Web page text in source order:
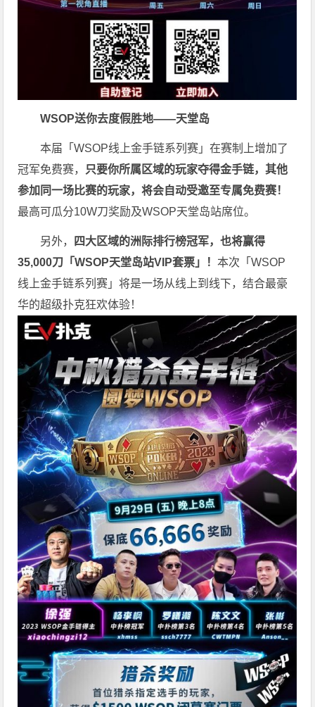
WSOP送你去度假胜地——天堂岛
本届「WSOP线上金手链系列赛」在赛制上增加了
冠军免费赛， 只要你所属区域的玩家夺得金手链，其他
参加同一场比赛的玩家，将会自动受邀至专属免费赛！
最高可瓜分10W刀奖励及WSOP天堂岛站席位。
另外，
四大区域的洲际排行榜冠军，也将赢得
35,000刀「WSOP天堂岛站VIP套票」！本次「WSOP
线上金手链系列赛」将是一场从线上到线下，结合最豪
华的超级扑克狂欢体验！